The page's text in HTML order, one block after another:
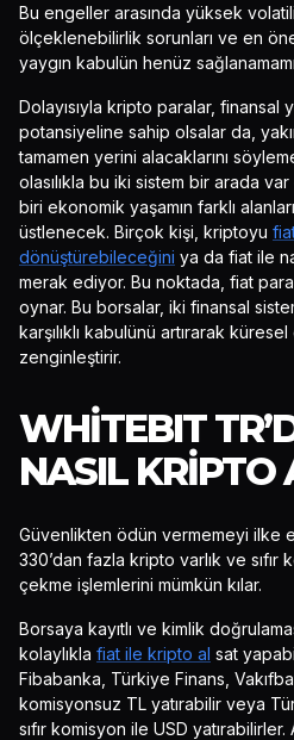
Bu engeller arasında yüksek
ölçeklenebilirlik sorunları ve en
yaygın kabulün henüz
Dolayısıyla kripto paralar, finansal
potansiyeline sahip olsalar da,
tamamen yerini alacaklarını
olasılıkla bu iki sistem bir arada
biri ekonomik yaşamın farklı
üstlenecek. Birçok kişi, kriptoyu
dönüştürebileceğini ya da fiat ile
merak ediyor. Bu noktada, fiat
oynar. Bu borsalar, iki finansal
karşılıklı kabulünü artırarak
zenginleştirir.
WHITEBIT
NASIL KRIPTO
Güvenlikten ödün vermemeyi ilke
330’dan fazla kripto varlık ve sıfır
çekme işlemlerini mümkün kılar.
Borsaya kayıtlı ve kimlik
kolaylıkla fiat ile kripto al sat
Fibabanka, Türkiye Finans,
komisyonsuz TL yatırabilir veya
sıfır komisyon ile USD